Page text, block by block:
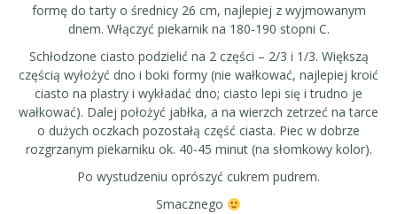
formę do tarty o średnicy 26 cm, najlepiej z wyjmowanym
dnem. Włączyć piekarnik na 180-190 stopni C.
Schłodzone ciasto podzielić na 2 części – 2/3 i 1/3. Większą
częścią wyłożyć dno i boki formy (nie wałkować, najlepiej kroić
ciasto na plastry i wykładać dno; ciasto lepi się i trudno je
wałkować). Dalej położyć jabłka, a na wierzch zetrzeć na tarce
o dużych oczkach pozostałą część ciasta. Piec w dobrze
rozgrzanym piekarniku ok. 40-45 minut (na słomkowy kolor).
Po wystudzeniu oprószyć cukrem pudrem.
Smacznego